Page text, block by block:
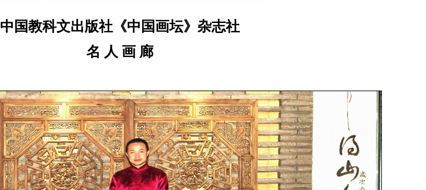
中国教科文出版社《中国画坛》杂志社
名 人 画 廊